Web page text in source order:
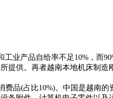
业产品自给率不足10%，而
供。再者越南本地机床制
品(占比10%)。中国是越南